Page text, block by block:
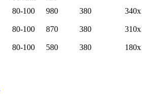
80-100 980 380
80-100 870 380
80-100 580 380